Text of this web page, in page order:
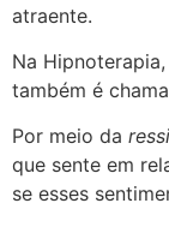
atraente.
Na
também é
Por meio da
que sente em
se esses